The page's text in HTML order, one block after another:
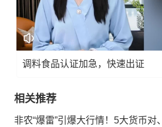
调料食品认证加急，快速出证
相关推荐
非农“爆雷”引爆大行情！5大货币对、